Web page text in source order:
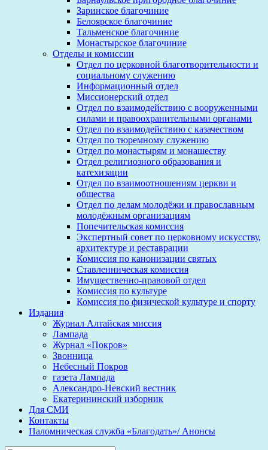
Заринское благочиние
Белоярское благочиние
Тальменское благочиние
Монастырское благочиние
Отделы и комиссии
Отдел по церковной благотворительности и
социальному служению
Информационный отдел
Миссионерский отдел
Отдел по взаимодействию с вооруженными
силами и правоохранительными органами
Отдел по взаимодействию с казачеством
Отдел по тюремному служению
Отдел по монастырям и монашеству
Отдел религиозного образования и
катехизации
Отдел по взаимоотношениям церкви и
общества
Отдел по делам молодёжи и православным
молодёжным организациям
Попечительская комиссия
Экспертный совет по церковному искусству,
архитектуре и реставрации
Комиссия по канонизации святых
Ставленническая комиссия
Имущественно-правовой отдел
Комиссия по культуре
Комиссия по физической культуре и спорту
Издания
Журнал Алтайская миссия
Лампада
Журнал «Покров»
Звонница
Небесный Покров
газета Лампада
Александро-Невский вестник
Екатерининский изборник
Для СМИ
Контакты
Паломническая служба «Благодать»/ Анонсы